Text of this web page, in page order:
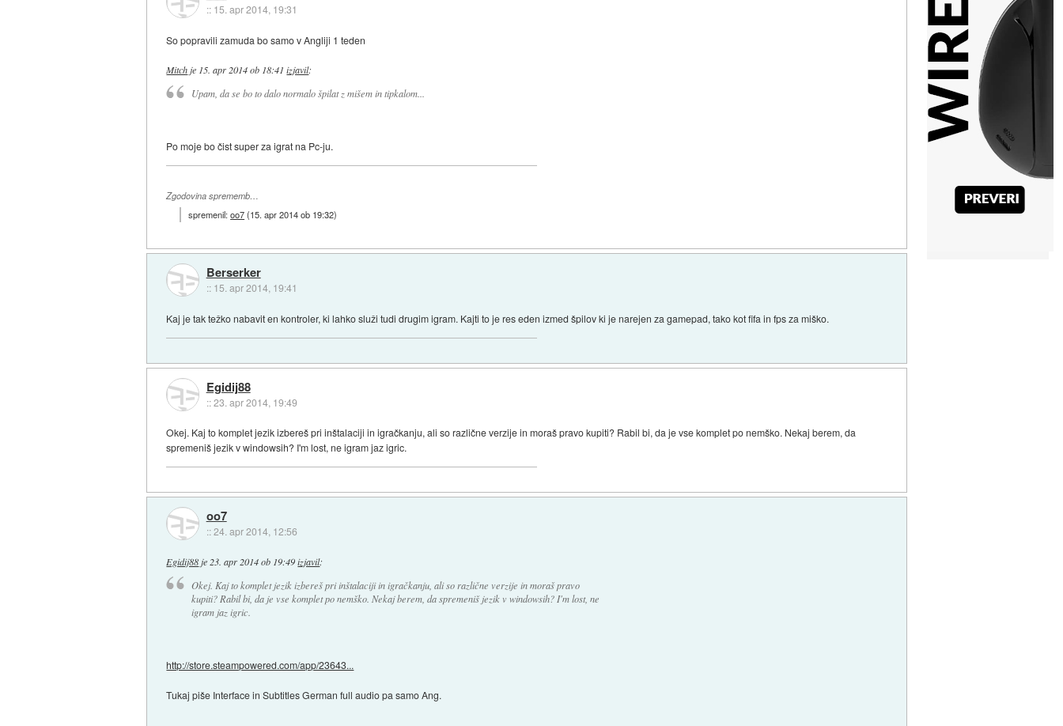
:: 15. apr 2014, 19:31
So popravili zamuda bo samo v Angliji 1 teden
Mitch je 15. apr 2014 ob 18:41 izjavil:
Upam, da se bo to dalo normalo špilat z mišem in tipkalom...
Po moje bo čist super za igrat na Pc-ju.
Zgodovina sprememb…
spremenil:oo7(15. apr 2014 ob 19:32)
Berserker
:: 15. apr 2014, 19:41
Kaj je tak težko nabavit en kontroler, ki lahko služi tudi drugim igram. Kajti to je res eden izmed špilov ki je narejen za gamepad, tako kot fifa in fps za miško.
Egidij88
::23. apr 2014, 19:49
Okej. Kaj to komplet jezik izbereš pri inštalaciji in igračkanju, ali so različne verzije in moraš pravo kupiti? Rabil bi, da je vse komplet po nemško. Nekaj berem, da
spremeniš jezik v windowsih? I'm lost, ne igram jaz igric.
oo7
::24. apr 2014, 12:56
Egidij88 je 23. apr 2014 ob 19:49 izjavil:
Okej. Kaj to komplet jezik izbereš pri inštalaciji in igračkanju, ali so različne verzije in moraš pravo
kupiti? Rabil bi, da je vse komplet po nemško. Nekaj berem, da spremeniš jezik v windowsih? I'm lost, ne
igram jaz igric.
http://store.steampowered.com/app/23643...
Tukaj piše Interface in Subtitles German full audio pa samo Ang.